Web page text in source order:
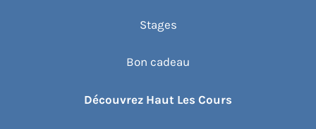
Stages
Bon cadeau
Découvrez Haut Les Cours